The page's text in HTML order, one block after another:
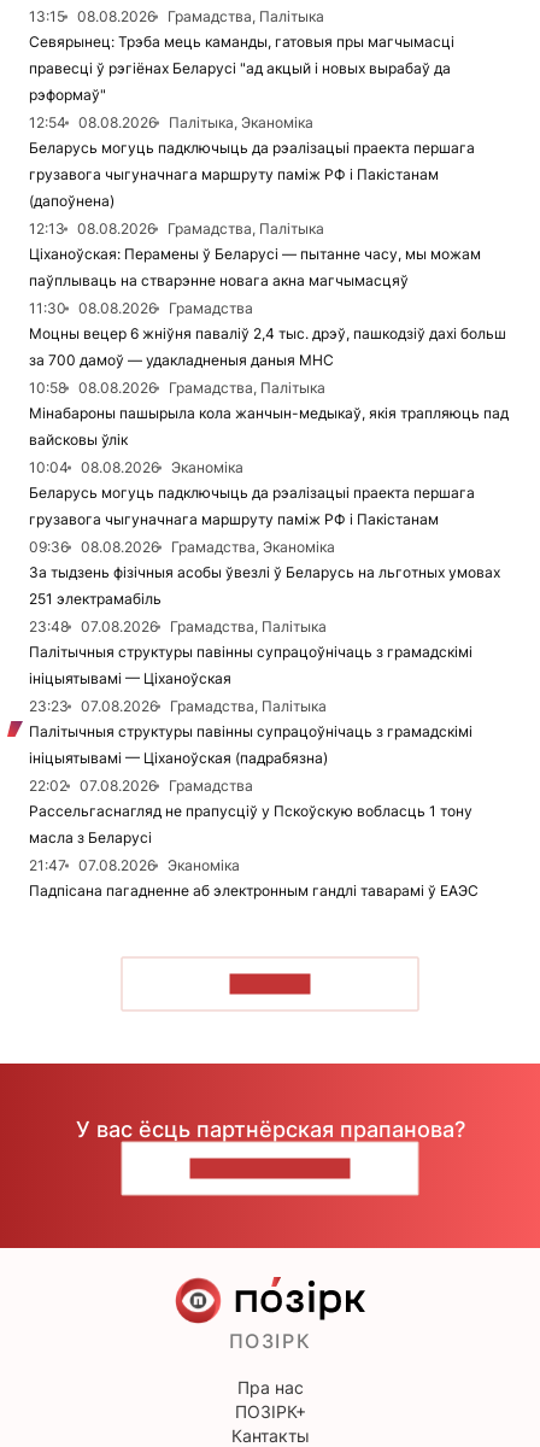
13:15
08.08.2026
Грамадства, Палітыка
Севярынец: Трэба мець каманды, гатовыя пры магчымасці
правесці ў рэгіёнах Беларусі "ад акцый і новых вырабаў да
рэформаў"
12:54
08.08.2026
Палітыка, Эканоміка
Беларусь могуць падключыць да рэалізацыі праекта першага
грузавога чыгуначнага маршруту паміж РФ і Пакістанам
(дапоўнена)
12:13
08.08.2026
Грамадства, Палітыка
Ціханоўская: Перамены ў Беларусі — пытанне часу, мы можам
паўплываць на стварэнне новага акна магчымасцяў
11:30
08.08.2026
Грамадства
Моцны вецер 6 жніўня паваліў 2,4 тыс. дрэў, пашкодзіў дахі больш
за 700 дамоў — удакладненыя даныя МНС
10:58
08.08.2026
Грамадства, Палітыка
Мінабароны пашырыла кола жанчын-медыкаў, якія трапляюць пад
вайсковы ўлік
10:04
08.08.2026
Эканоміка
Беларусь могуць падключыць да рэалізацыі праекта першага
грузавога чыгуначнага маршруту паміж РФ і Пакістанам
09:36
08.08.2026
Грамадства, Эканоміка
За тыдзень фізічныя асобы ўвезлі ў Беларусь на льготных умовах
251 электрамабіль
23:48
07.08.2026
Грамадства, Палітыка
Палітычныя структуры павінны супрацоўнічаць з грамадскімі
ініцыятывамі — Ціханоўская
23:23
07.08.2026
Грамадства, Палітыка
Палітычныя структуры павінны супрацоўнічаць з грамадскімі
ініцыятывамі — Ціханоўская (падрабязна)
22:02
07.08.2026
Грамадства
Рассельгаснагляд не прапусціў у Пскоўскую вобласць 1 тону
масла з Беларусі
21:47
07.08.2026
Эканоміка
Падпісана пагадненне аб электронным гандлі таварамі ў ЕАЭС
У вас ёсць партнёрская прапанова?
ПОЗІРК
Пра нас
ПОЗІРК+
Кантакты